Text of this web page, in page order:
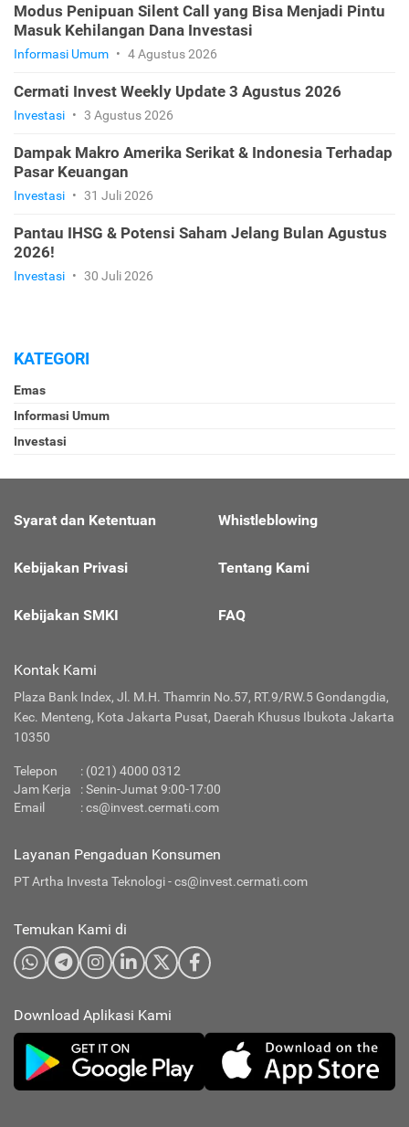
Modus Penipuan Silent Call yang Bisa Menjadi Pintu
Masuk Kehilangan Dana Investasi
Informasi Umum • 4 Agustus 2026
Cermati Invest Weekly Update 3 Agustus 2026
Investasi • 3 Agustus 2026
Dampak Makro Amerika Serikat & Indonesia Terhadap
Pasar Keuangan
Investasi • 31 Juli 2026
Pantau IHSG & Potensi Saham Jelang Bulan Agustus
2026!
Investasi • 30 Juli 2026
KATEGORI
Emas
Informasi Umum
Investasi
Syarat dan Ketentuan
Kebijakan Privasi
Kebijakan SMKI
Whistleblowing
Tentang Kami
FAQ
Kontak Kami
Plaza Bank Index, Jl. M.H. Thamrin No.57, RT.9/RW.5 Gondangdia,
Kec. Menteng, Kota Jakarta Pusat, Daerah Khusus Ibukota Jakarta
10350
Telepon : (021) 4000 0312
Jam Kerja
: Senin-Jumat 9:00-17:00
Email
:cs@invest.cermati.com
Layanan Pengaduan Konsumen
PT Artha Investa Teknologi -cs@invest.cermati.com
Temukan Kami di
Download Aplikasi Kami